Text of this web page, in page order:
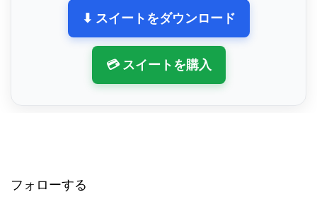
⬇ スイートをダウンロード
💳 スイートを購入
フォローする